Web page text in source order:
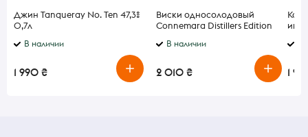
Джин Tanqueray No. Ten 47,3%
0,7л
В наличии
1 990 ₴
Виски односолодовый
Connemara Distillers Edition
В наличии
2 010 ₴ 1